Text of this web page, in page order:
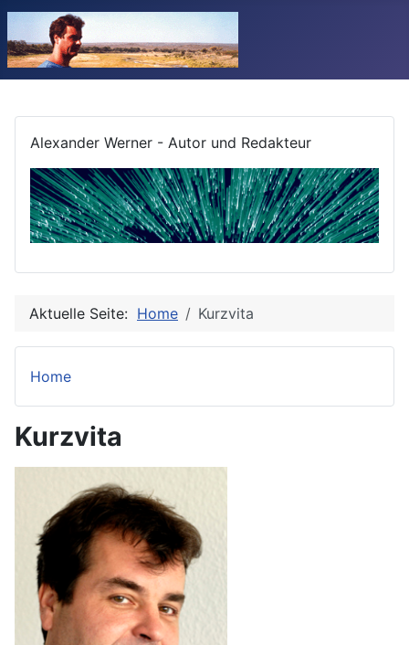
Alexander Werner - Autor und Redakteur
Aktuelle Seite: Home Kurzvita
Home
Kurzvita